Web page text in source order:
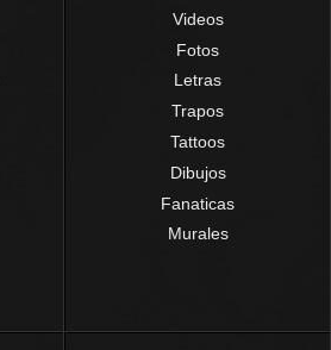
Videos
Fotos
Letras
Trapos
Tattoos
Dibujos
Fanaticas
Murales